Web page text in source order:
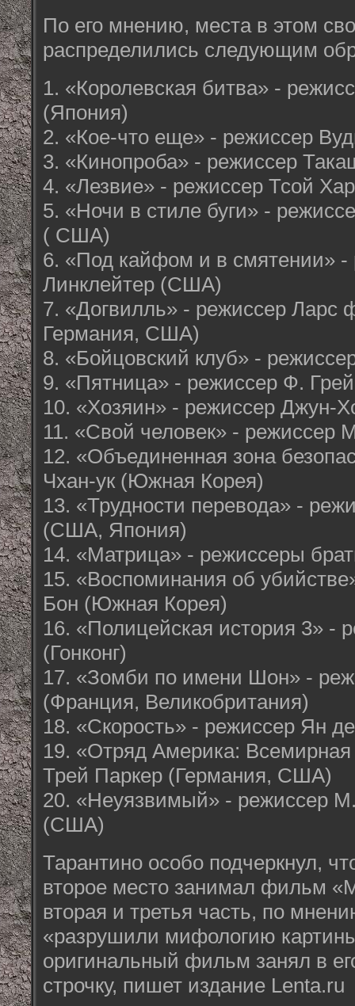
По его мнению, места в этом
распределились следующим
1. «Королевская битва» -
(Япония)
2. «Кое-что еще» - режиссер
3. «Кинопроба» - режиссер
4. «Лезвие» - режиссер Тсой
5. «Ночи в стиле буги» -
( США)
6. «Под кайфом и в смятении» -
Линклейтер (США)
7. «Догвилль» - режиссер Ларс
Германия, США)
8. «Бойцовский клуб» -
9. «Пятница» - режиссер Ф.
10. «Хозяин» - режиссер Джун-
11. «Свой человек» -
12. «Объединенная зона
Чхан-ук (Южная Корея)
13. «Трудности перевода» -
(США, Япония)
14. «Матрица» - режиссеры
15. «Воспоминания об
Бон (Южная Корея)
16. «Полицейская история 3» -
(Гонконг)
17. «Зомби по имени Шон» -
(Франция, Великобритания)
18. «Скорость» - режиссер Ян
19. «Отряд Америка:
Трей Паркер (Германия, США)
20. «Неуязвимый» - режиссер
(США)
Тарантино особо подчеркнул,
второе место занимал фильм
вторая и третья часть, по
«разрушили мифологию
оригинальный фильм занял в
строчку, пишет издание Lenta.ru